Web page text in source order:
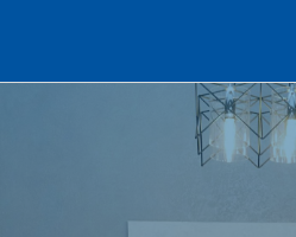
содержимому